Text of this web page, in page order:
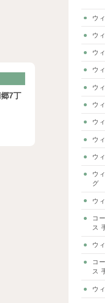
7丁
ウ
ウ
ウ
ウ
ウ
ウ
ウ
ウ
ウ
ウ
グ
ウ
コ
ス
ウ
コ
ス
ウ